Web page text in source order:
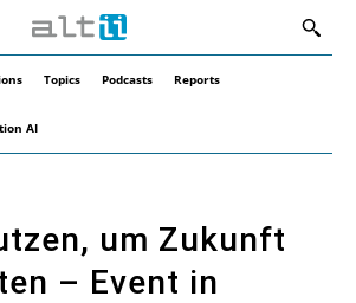
Topics Podcasts Reports
AI
um Zukunft
– Event in